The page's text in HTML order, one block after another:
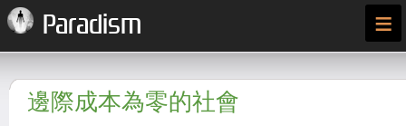
Paradism ≡
邊際成本為零的社會